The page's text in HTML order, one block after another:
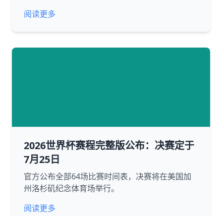
阅读更多
2026世界杯赛程完整版公布：决赛定于
7月25日
官方公布全部64场比赛时间表，决赛将在美国加
州洛杉矶纪念体育场举行。
阅读更多